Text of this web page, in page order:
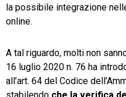
la possibile integrazione
online.
A tal riguardo, molti non
16 luglio 2020 n. 76 ha
all’art. 64 del Codice